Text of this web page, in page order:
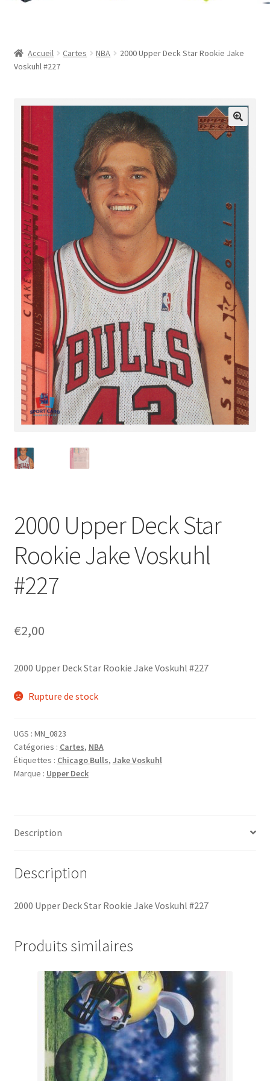
Mon compte
Panier
Validation de la commande
Accueil Cartes NBA
2000 Upper Deck Star Rookie Jake
Voskuhl #227
2000 Upper Deck Star
Rookie Jake Voskuhl
#227
€2,00
2000 Upper Deck Star Rookie Jake Voskuhl #227
Rupture de stock
UGS : MN_0823
Catégories : Cartes, NBA
Étiquettes : Chicago Bulls, Jake Voskuhl
Marque : Upper Deck
Description
Description
2000 Upper Deck Star Rookie Jake Voskuhl #227
Produits similaires